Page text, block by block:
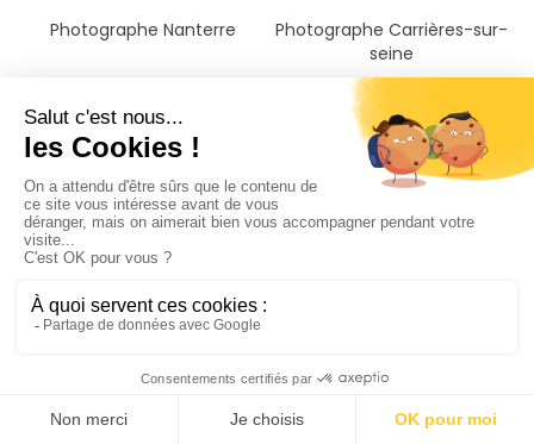
Photographe Nanterre
Photographe Carrières-sur-
seine
Photographe Saint-germain-
en-laye
Photographe Garches
Photographe Vaucresson
Photographe Puteaux
Photographe Suresnes
Photographe Le chesnay
Photographe La garenne-
Photographe Sartrouville